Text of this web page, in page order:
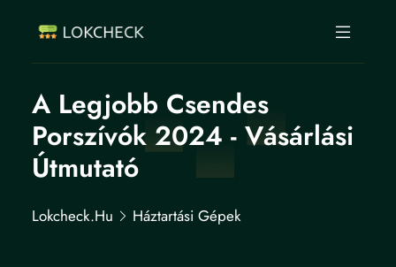
A Legjobb Csendes
Porszívók 2024 - Vásárlási
Útmutató
Lokcheck.hu Háztartási Gépek